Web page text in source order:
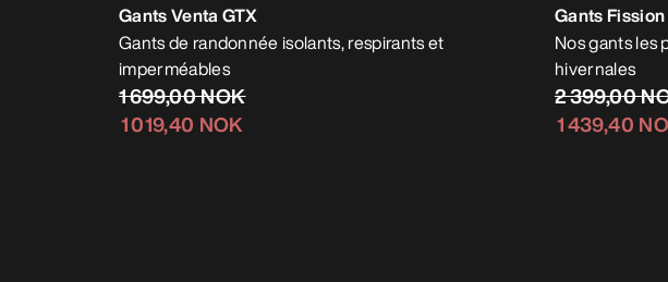
Gants Venta GTX
Gants de randonnée isolants, respirants et
imperméables
1 699,00 NOK
1 019,40 NOK
Gants Fission
Nos gants les
hivernales
2 399,00
1 439,40